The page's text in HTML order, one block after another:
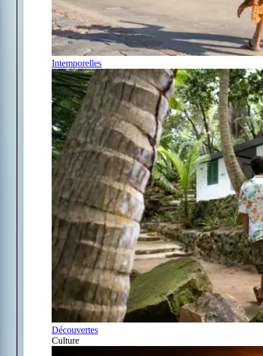
Intemporelles
Découvertes
Culture